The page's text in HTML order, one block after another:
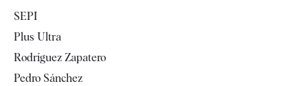
Televisión
SEPI
Plus Ultra
Rodríguez Zapatero
Pedro Sánchez